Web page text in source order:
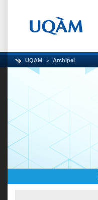
UQAM Archipel